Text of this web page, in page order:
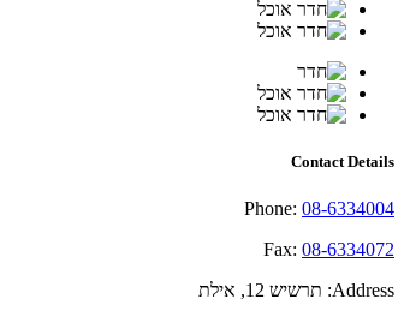
Contact Details
Phone: 08-6334004
Fax: 08-6334072
Address: תרשיש 12, אילת